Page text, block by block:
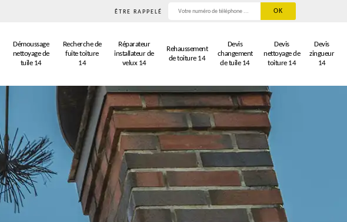
ÊTRE RAPPELÉ
Démoussage
nettoyage de
tuile 14
Recherche de
fuite toiture
14
Réparateur
installateur de
velux 14
Rehaussement
de toiture 14
Devis
changement
de tuile 14
Devis
nettoyage de
toiture 14
Devis
zingueur
14